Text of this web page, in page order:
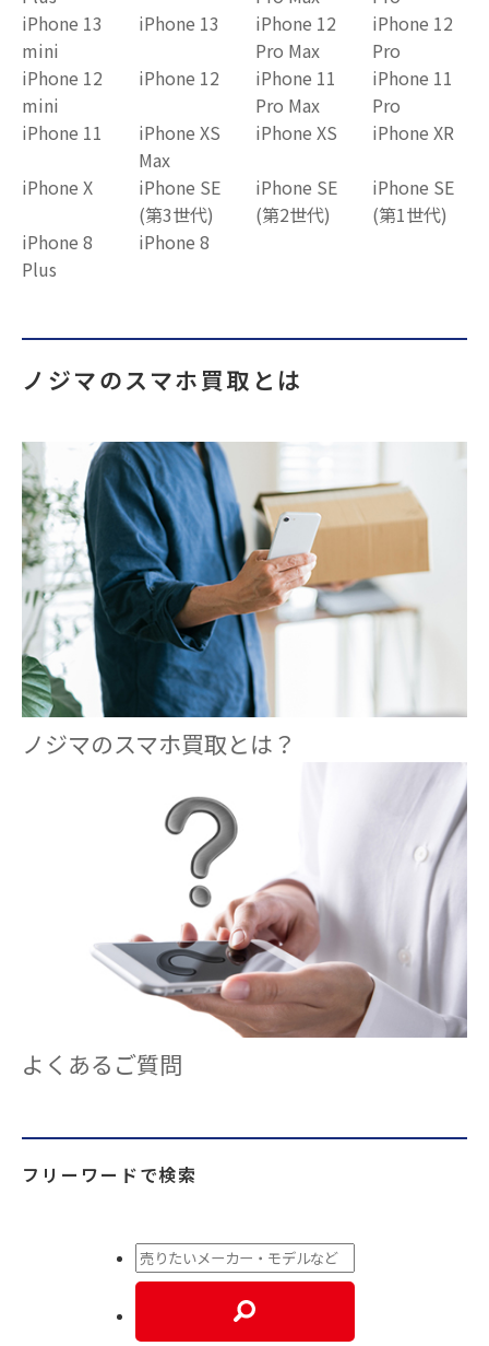
iPhone 13
mini
iPhone 13
iPhone 12
Pro Max
iPhone 12
Pro
iPhone 12
mini
iPhone 12
iPhone 11
Pro Max
iPhone 11
Pro
iPhone 11
iPhone XS
Max
iPhone XS iPhone XR
iPhone X
iPhone SE
(第3世代)
iPhone SE
(第2世代)
iPhone SE
(第1世代)
iPhone 8
Plus
iPhone 8
ノジマのスマホ買取とは
ノジマのスマホ買取とは？
よくあるご質問
フリーワードで検索